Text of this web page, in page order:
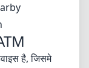
है, जिसमे